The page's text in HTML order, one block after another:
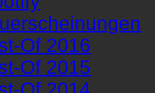
Of 2016
Of 2015